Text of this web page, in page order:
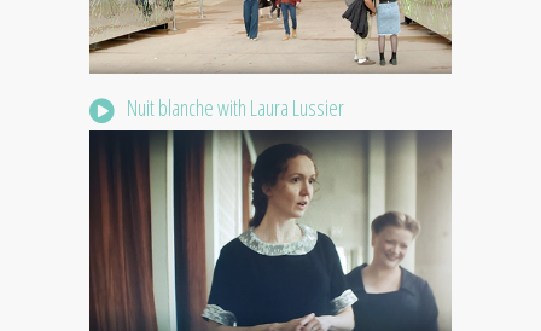
Nuit blanche with Laura Lussier